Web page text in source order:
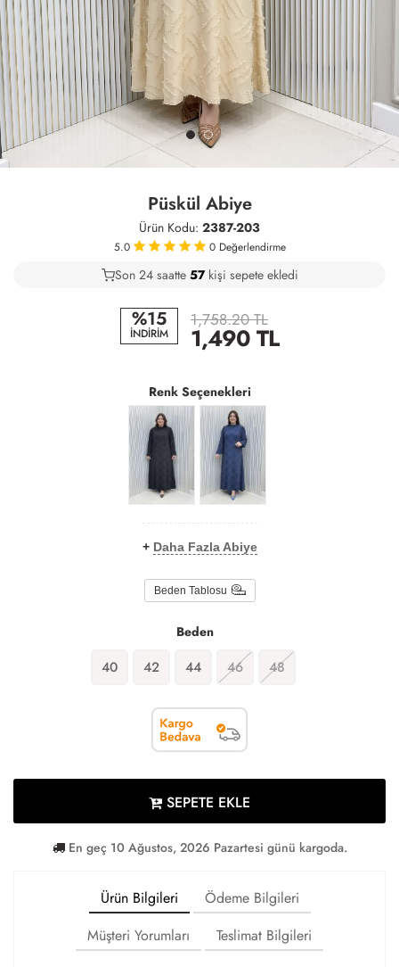
Püskül Abiye
Ürün Kodu: 2387-203
5.0 0 Değerlendirme
41
Son 24 saatte 59kişi sepete ekledi
24
%15
İNDİRİM
1,758.20 TL
1,490TL
Renk Seçenekleri
+ Daha Fazla Abiye
Beden Tablosu
Beden
40 42 44 46 48
SEPETE EKLE
En geç 10 Ağustos, 2026 Pazartesi günü kargoda.
Ürün Bilgileri
Ödeme Bilgileri
Müşteri Yorumları
Teslimat Bilgileri